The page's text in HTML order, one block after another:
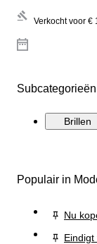
Verkocht voor €
Subcategorieën
Brillen
Populair in
Nu
Eindigt